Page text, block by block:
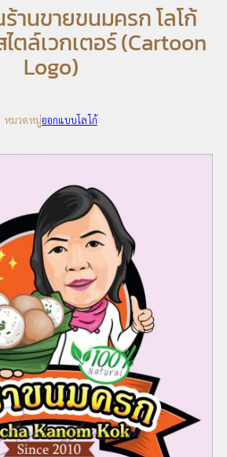
านขายขนมครก โลโก้
ตล์เวกเตอร์ (Cartoon
Logo)
หมวดหมู่ออกแบบโลโก้